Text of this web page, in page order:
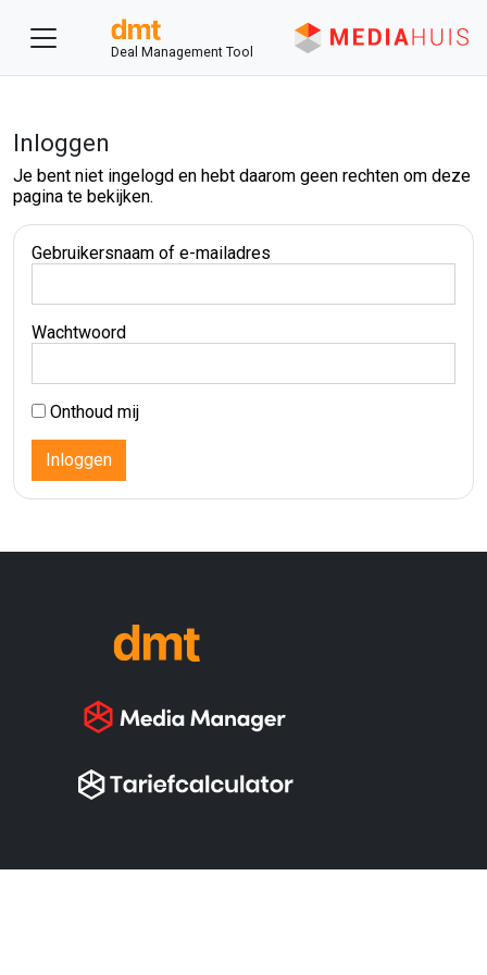
Deal Management Tool
Inloggen
Je bent niet ingelogd en hebt daarom geen rechten om deze
pagina te bekijken.
Gebruikersnaam of e-mailadres
Wachtwoord
Onthoud mij